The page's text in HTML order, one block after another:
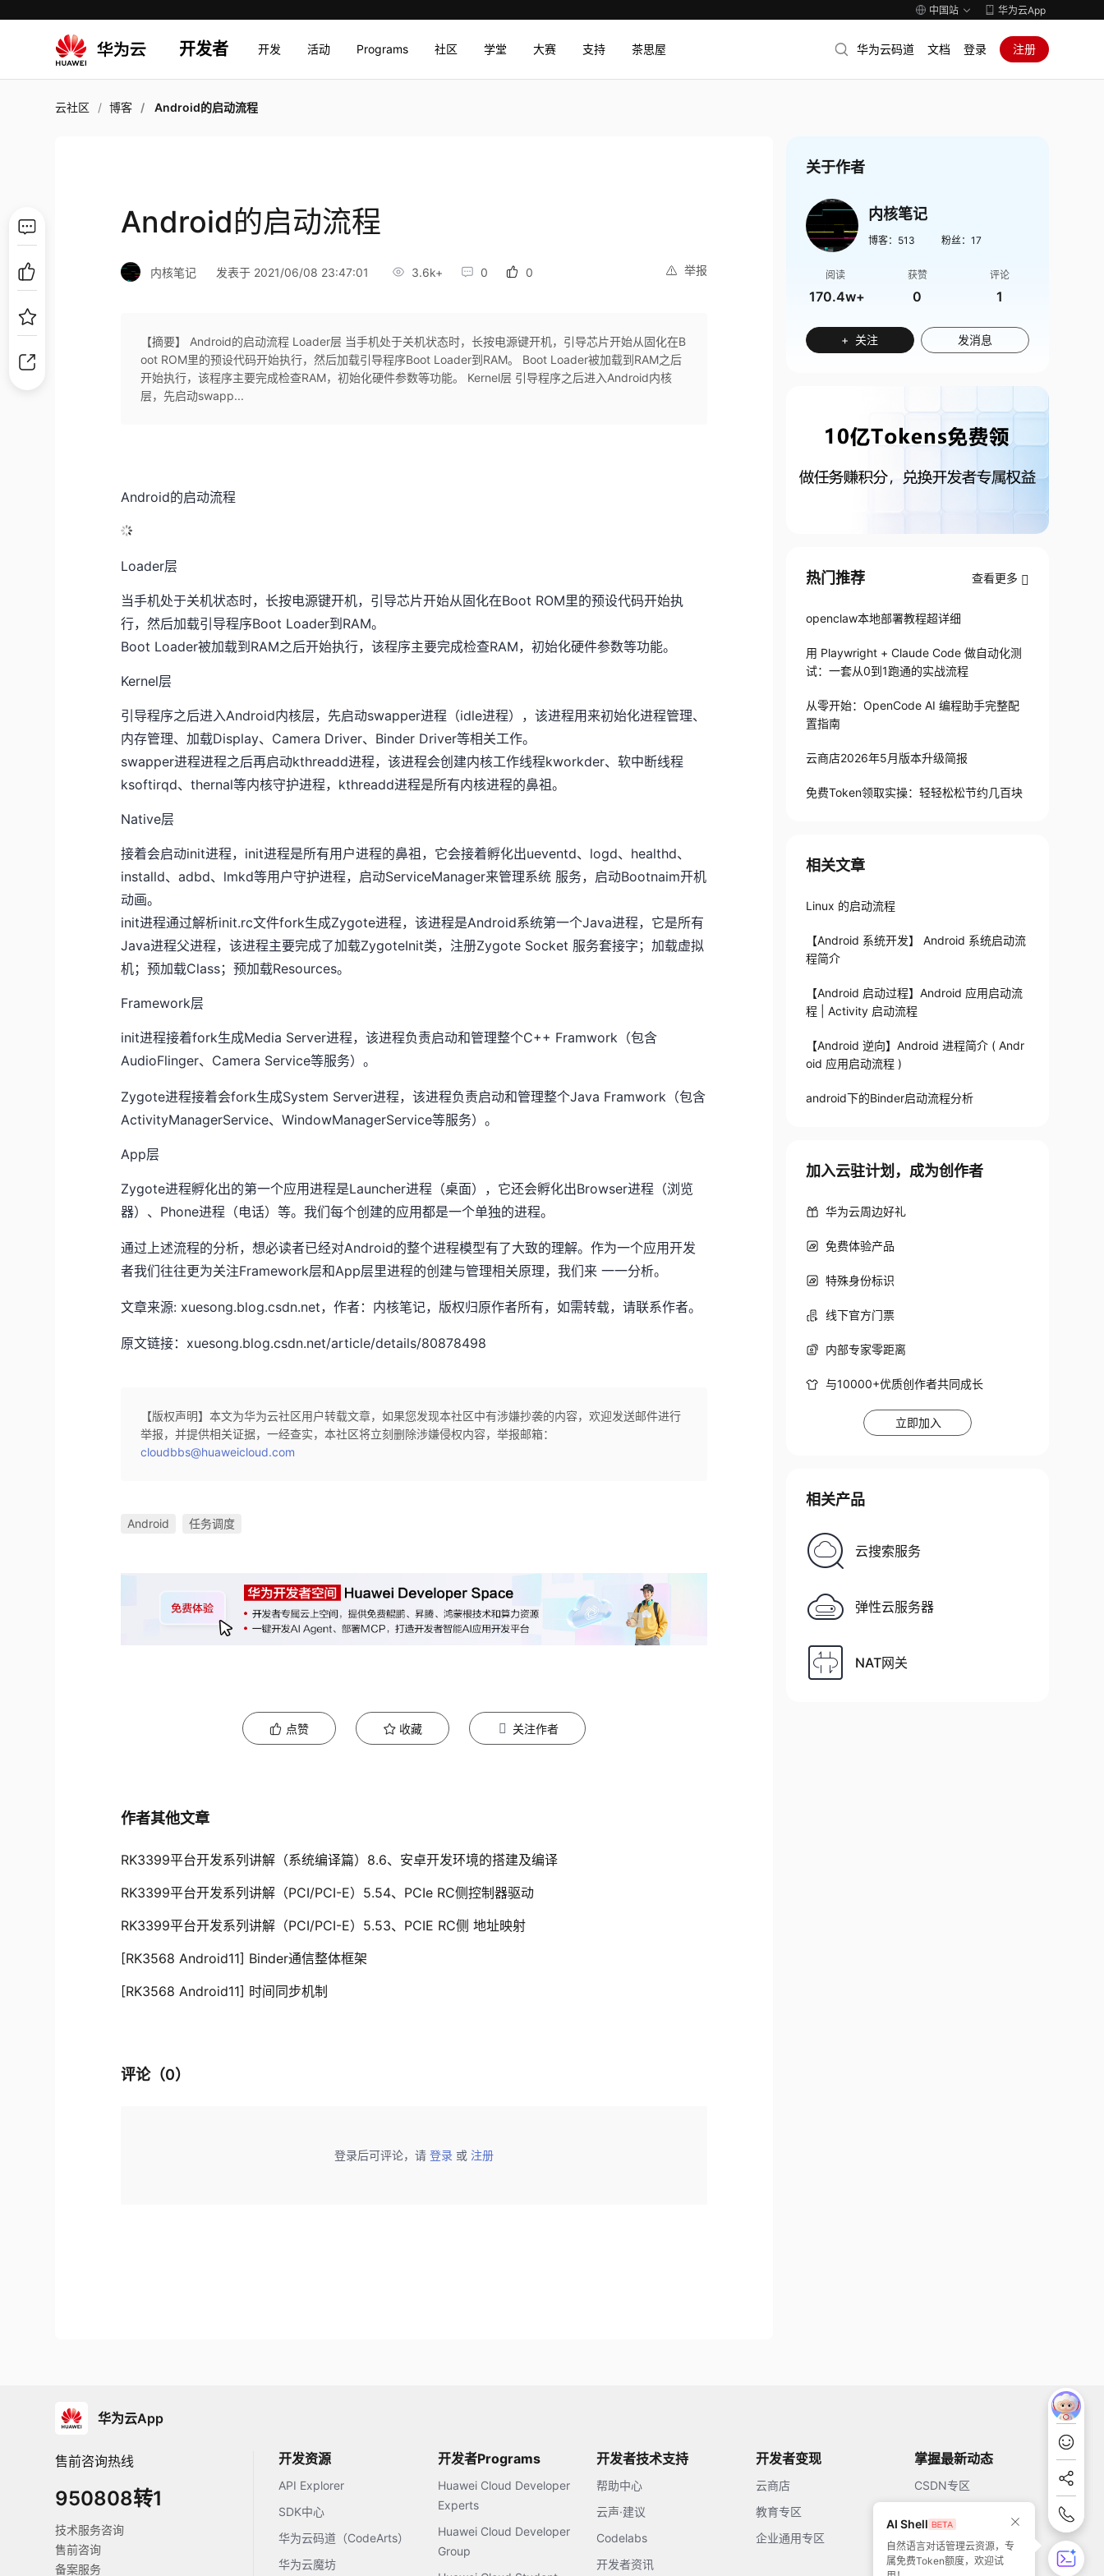
中国站 华为云App
开发者 开发 活动 Programs 社区 学堂 大赛 支持 茶思屋 华为云码道 文档 登录 注册
云社区 博客 Android的启动流程
Android的启动流程
举报
内核笔记 发表于 2021/06/08 23:47:01 3.6k+ 0 0
【摘要】 Android的启动流程 Loader层 当手机处于关机状态时，长按电源键开机，引导芯片开始从固化在B
oot ROM里的预设代码开始执行，然后加载引导程序Boot Loader到RAM。 Boot Loader被加载到RAM之后
开始执行，该程序主要完成检查RAM，初始化硬件参数等功能。 Kernel层 引导程序之后进入Android内核
层，先启动swapp...
Android的启动流程
Loader层
当手机处于关机状态时，长按电源键开机，引导芯片开始从固化在Boot ROM里的预设代码开始执
行，然后加载引导程序Boot Loader到RAM。
Boot Loader被加载到RAM之后开始执行，该程序主要完成检查RAM，初始化硬件参数等功能。
Kernel层
引导程序之后进入Android内核层，先启动swapper进程（idle进程），该进程用来初始化进程管理、
内存管理、加载Display、Camera Driver、Binder Driver等相关工作。
swapper进程进程之后再启动kthreadd进程，该进程会创建内核工作线程kworkder、软中断线程
ksoftirqd、thernal等内核守护进程，kthreadd进程是所有内核进程的鼻祖。
Native层
接着会启动init进程，init进程是所有用户进程的鼻祖，它会接着孵化出ueventd、logd、healthd、
installd、adbd、lmkd等用户守护进程，启动ServiceManager来管理系统 服务，启动Bootnaim开机
动画。
init进程通过解析init.rc文件fork生成Zygote进程，该进程是Android系统第一个Java进程，它是所有
Java进程父进程，该进程主要完成了加载ZygoteInit类，注册Zygote Socket 服务套接字；加载虚拟
机；预加载Class；预加载Resources。
Framework层
init进程接着fork生成Media Server进程，该进程负责启动和管理整个C++ Framwork（包含
AudioFlinger、Camera Service等服务）。
Zygote进程接着会fork生成System Server进程，该进程负责启动和管理整个Java Framwork（包含
ActivityManagerService、WindowManagerService等服务）。
App层
Zygote进程孵化出的第一个应用进程是Launcher进程（桌面），它还会孵化出Browser进程（浏览
器）、Phone进程（电话）等。我们每个创建的应用都是一个单独的进程。
通过上述流程的分析，想必读者已经对Android的整个进程模型有了大致的理解。作为一个应用开发
者我们往往更为关注Framework层和App层里进程的创建与管理相关原理，我们来 一一分析。
文章来源: xuesong.blog.csdn.net，作者：内核笔记，版权归原作者所有，如需转载，请联系作者。
原文链接：xuesong.blog.csdn.net/article/details/80878498
【版权声明】本文为华为云社区用户转载文章，如果您发现本社区中有涉嫌抄袭的内容，欢迎发送邮件进行
举报，并提供相关证据，一经查实，本社区将立刻删除涉嫌侵权内容，举报邮箱：
cloudbbs@huaweicloud.com
Android 任务调度
点赞 收藏 关注作者
作者其他文章
RK3399平台开发系列讲解（系统编译篇）8.6、安卓开发环境的搭建及编译
RK3399平台开发系列讲解（PCI/PCI-E）5.54、PCIe RC侧控制器驱动
RK3399平台开发系列讲解（PCI/PCI-E）5.53、PCIE RC侧 地址映射
[RK3568 Android11] Binder通信整体框架
[RK3568 Android11] 时间同步机制
评论（0）
登录后可评论，请 登录 或 注册
关于作者
内核笔记
博客： 513 粉丝： 17
阅读
170.4w+
获赞
0
评论
1
+ 关注 发消息
热门推荐 查看更多
openclaw本地部署教程超详细
用 Playwright + Claude Code 做自动化测
试：一套从0到1跑通的实战流程
从零开始：OpenCode AI 编程助手完整配
置指南
云商店2026年5月版本升级简报
免费Token领取实操：轻轻松松节约几百块
相关文章
Linux 的启动流程
【Android 系统开发】 Android 系统启动流
程简介
【Android 启动过程】Android 应用启动流
程 | Activity 启动流程
【Android 逆向】Android 进程简介 ( Andr
oid 应用启动流程 )
android下的Binder启动流程分析
加入云驻计划，成为创作者
华为云周边好礼
免费体验产品
特殊身份标识
线下官方门票
内部专家零距离
与10000+优质创作者共同成长
立即加入
相关产品
云搜索服务
弹性云服务器
NAT网关
AI Shell
自然语言对话管理云资源，专
属免费Token额度，欢迎试
华为云App
售前咨询热线
950808转1
技术服务咨询
售前咨询
备案服务
开发资源
API Explorer
SDK中心
华为云码道（CodeArts）
华为云魔坊
开发者Programs
Huawei Cloud Developer
Experts
Huawei Cloud Developer
Group
开发者技术支持
帮助中心
云声·建议
Codelabs
开发者资讯
开发者变现
云商店
教育专区
企业通用专区
掌握最新动态
CSDN专区
开源中国
51CTO